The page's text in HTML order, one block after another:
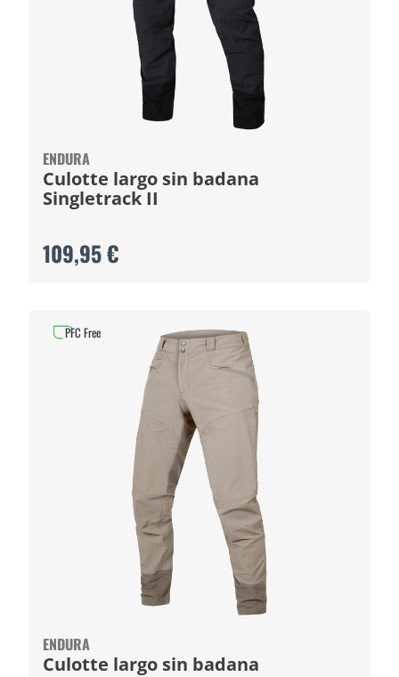
ENDURA
Culotte largo sin badana
Singletrack II
109,95 €
ENDURA
Culotte largo sin badana
PFC Free